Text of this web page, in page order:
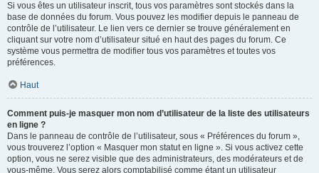
Si vous êtes un utilisateur inscrit, tous vos paramètres sont stockés dans la
base de données du forum. Vous pouvez les modifier depuis le panneau de
contrôle de l’utilisateur. Le lien vers ce dernier se trouve généralement en
cliquant sur votre nom d’utilisateur situé en haut des pages du forum. Ce
système vous permettra de modifier tous vos paramètres et toutes vos
préférences.
Haut
Comment puis-je masquer mon nom d’utilisateur de la liste des utilisateurs
en ligne ?
Dans le panneau de contrôle de l’utilisateur, sous « Préférences du forum »,
vous trouverez l’option « Masquer mon statut en ligne ». Si vous activez cette
option, vous ne serez visible que des administrateurs, des modérateurs et de
vous-même. Vous serez alors comptabilisé comme étant un utilisateur